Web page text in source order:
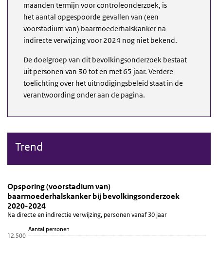
maanden termijn voor controleonderzoek, is
hetaantal opgespoorde gevallen van (een
voorstadium van) baarmoederhalskanker na
indirecte verwijzing voor 2024 nog niet bekend.
De doelgroep van dit bevolkingsonderzoek bestaat
uit personen van 30 tot en met 65 jaar. Verdere
toelichting over het uitnodigingsbeleid staat in de
verantwoording onder aan de pagina.
Trend
Trend detectie (voorstadium van)
Sla de grafiek 'Opsporing (voorstadium van)
Opsporing (voorstadium van)
Lijn grafiek met 5 data punten.
Na directe en indirectie verwijzing, personen vanaf 30 jaar
De grafiek heeft 1 X-as die Jaar van uitnodiging weergeeft.
Aantal personen
Opsporing (voorstadium van)
baarmoederhalskanker bij bevolkingsonderzoek
2020-2024
Na directe en indirectie verwijzing, personen vanaf 30 jaar
12.500